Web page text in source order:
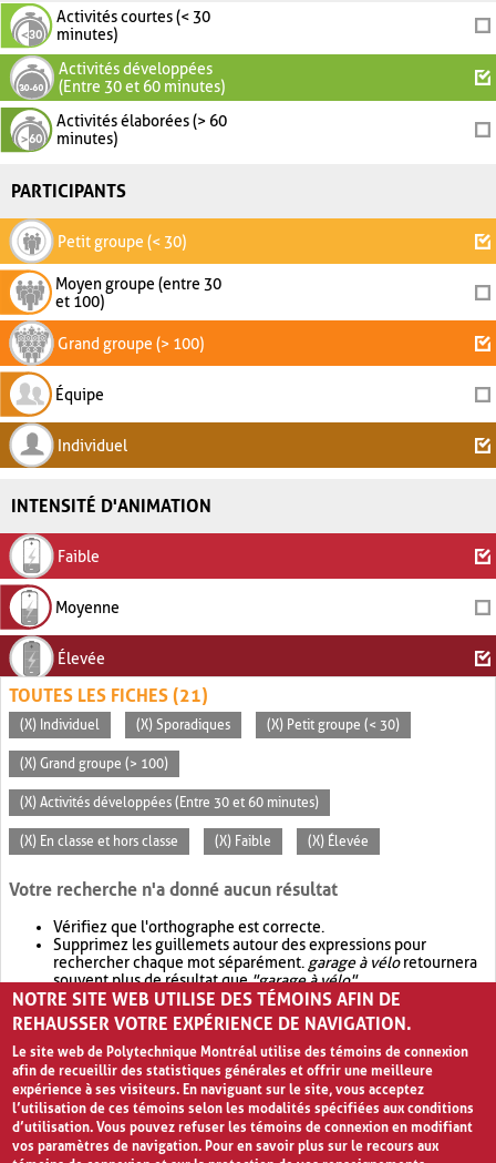
Activités courtes (< 30
minutes)
Activités développées
(Entre 30 et 60 minutes)
Activités élaborées (> 60
minutes)
PARTICIPANTS
Petit groupe (< 30)
Moyen groupe (entre 30
et 100)
Grand groupe (> 100)
Équipe
Individuel
INTENSITÉ D'ANIMATION
Faible
Moyenne
Élevée
TOUTES LES FICHES (21)
(X) Individuel (X) Sporadiques (X) Petit groupe (< 30)
(X) Grand groupe (> 100)
(X) Activités développées (Entre 30 et 60 minutes)
(X) En classe et hors classe (X) Faible (X) Élevée
Votre recherche n'a donné aucun résultat
Vérifiez que l'orthographe est correcte.
Supprimez les guillemets autour des expressions pour
rechercher chaque mot séparément. garage à véloretournera
souvent plus de résultat que"garage à vélo".
Envisagez d'élargir votre recherche avec OR.garage OR vélo
retournera souvent plus de résultat quegarage à vélo
NOTRE SITE WEB UTILISE DES TÉMOINS AFIN DE
REHAUSSER VOTRE EXPÉRIENCE DE NAVIGATION.
Le site web de Polytechnique Montréal utilise des témoins de connexion
afin de recueillir des statistiques générales et offrir une meilleure
expérience à ses visiteurs. En naviguant sur le site, vous acceptez
l’utilisation de ces témoins selon les modalités spécifiées aux conditions
d’utilisation. Vous pouvez refuser les témoins de connexion en modifiant
vos paramètres de navigation. Pour en savoir plus sur le recours aux